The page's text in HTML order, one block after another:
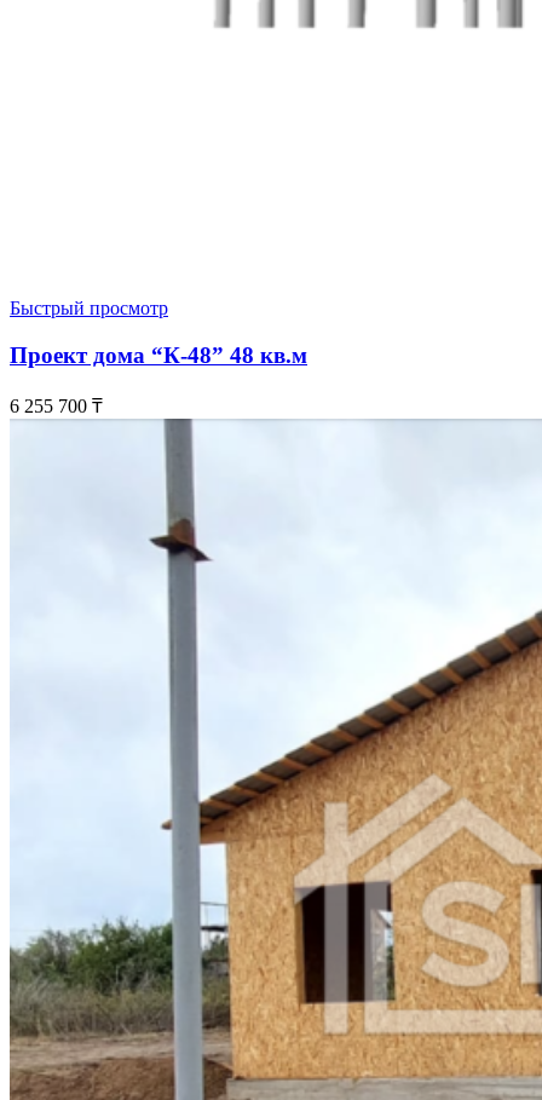
Быстрый просмотр
Проект дома “К-48” 48 кв.м
6 255 700 ₸